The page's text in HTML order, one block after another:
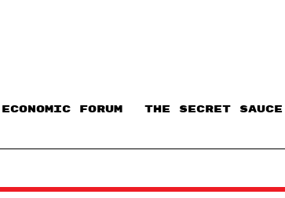
ECONOMIC FORUM THE SECRET SAUCE​